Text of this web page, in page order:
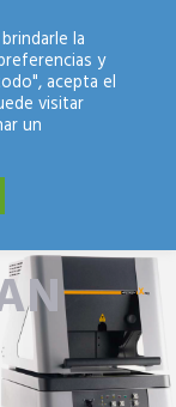
Nocturno
la
y
acepta el
visitar
un